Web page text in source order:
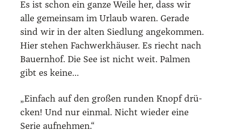
Es ist schon ein gan­ze Wei­le her, dass wir
alle gemein­sam im Urlaub waren. Gera­de
sind wir in der alten Sied­lung ange­kom­men.
Hier ste­hen Fach­werk­häu­ser. Es riecht nach
Bau­ern­hof. Die See ist nicht weit. Pal­men
gibt es kei­ne…
„Ein­fach auf den gro­ßen run­den Knopf drü­
cken! Und nur ein­mal. Nicht wie­der eine
Serie auf­neh­men.“